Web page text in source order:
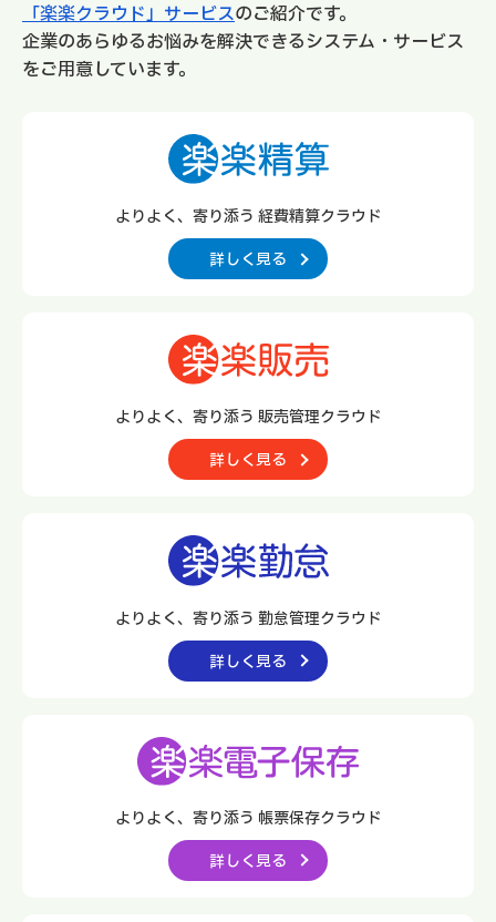
「楽楽クラウド」サービスのご紹介です。
企業のあらゆるお悩みを解決できるシステム・サービス
をご用意しています。
よりよく、寄り添う 経費精算クラウド
詳しく見る
よりよく、寄り添う 販売管理クラウド
詳しく見る
よりよく、寄り添う 勤怠管理クラウド
詳しく見る
よりよく、寄り添う 帳票保存クラウド
詳しく見る